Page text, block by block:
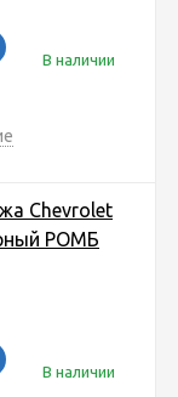
В наличии
Chevrolet
РОМБ
В наличии